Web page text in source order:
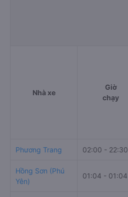
Nhà xe
Giờ
chạy
Phương Trang 02:00 - 22:30
Hồng Sơn (Phú
Yên)
01:04 - 01:04